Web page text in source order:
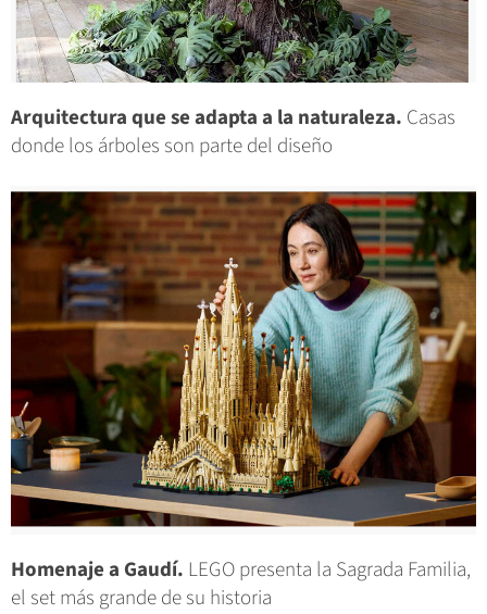
Arquitectura que se adapta a la naturaleza. Casas
donde los árboles son parte del diseño
Homenaje a Gaudí. LEGO presenta la Sagrada Familia,
el set más grande de su historia